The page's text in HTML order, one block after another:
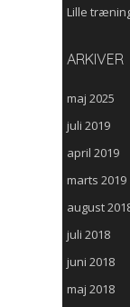
Lille
ARKIVER
maj 2025
juli 2019
april 2019
marts 2019
august
juli 2018
juni 2018
maj 2018